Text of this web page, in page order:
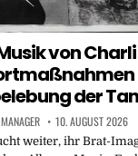
von Charli
der
MANAGER 10. AUGUST 2026
weiter, ihr Brat-